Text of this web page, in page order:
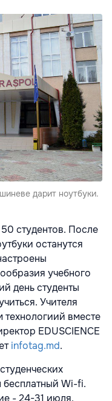
дарит ноутбуки.
студентов. После
останутся
учебного
день студенты
Учителя
вместе
EDUSCIENCE
infotag.md.
Wi-fi.
- 24-31 июля.